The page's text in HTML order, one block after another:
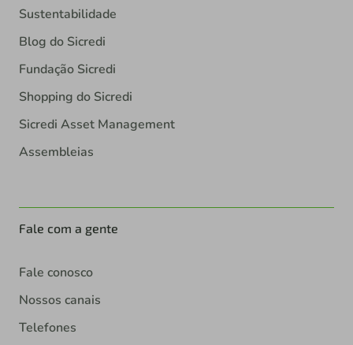
Sustentabilidade
Blog do Sicredi
Fundação Sicredi
Shopping do Sicredi
Sicredi Asset Management
Assembleias
Fale com a gente
Fale conosco
Nossos canais
Telefones